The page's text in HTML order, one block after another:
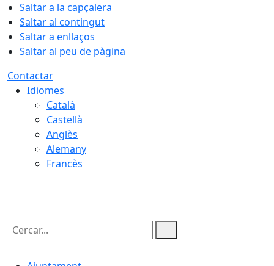
Saltar a la capçalera
Saltar al contingut
Saltar a enllaços
Saltar al peu de pàgina
Contactar
Idiomes
Català
Castellà
Anglès
Alemany
Francès
Cercar: